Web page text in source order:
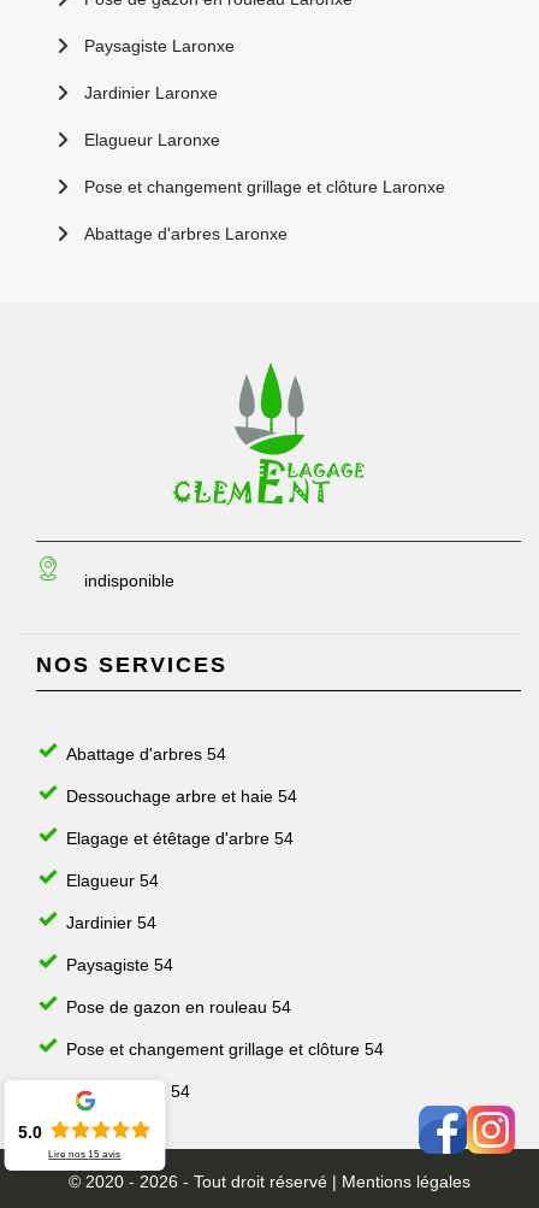
Paysagiste Laronxe
Jardinier Laronxe
Elagueur Laronxe
Pose et changement grillage et clôture Laronxe
Abattage d'arbres Laronxe
indisponible
NOS SERVICES
Abattage d'arbres 54
Dessouchage arbre et haie 54
Elagage et étêtage d'arbre 54
Elagueur 54
Jardinier 54
Paysagiste 54
Pose de gazon en rouleau 54
Pose et changement grillage et clôture 54
Taille de haie 54
© 2020 - 2026 - Tout droit réservé | Mentions légales
5.0
Lire nos15 avis